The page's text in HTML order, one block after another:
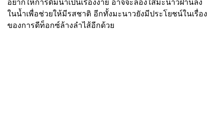
อยากให้การดื่มน้ำเป็นเรื่องง่าย อาจจะลองใส่มะนาวฝานลง
ในน้ำเพื่อช่วยให้มีรสชาติ อีกทั้งมะนาวยังมีประโยชน์ในเรื่อง
ของการดีท็อกซ์ล้างลำไส้อีกด้วย